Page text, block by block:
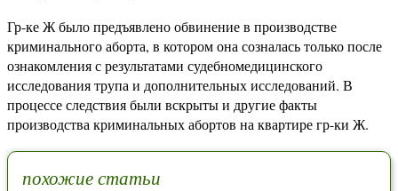
Гр-ке Ж было предъявлено обвинение в производстве
криминального аборта, в котором она созналась только после
ознакомления с результатами судебномедицинского
исследования трупа и дополнительных исследований. В
процессе следствия были вскрыты и другие факты
производства криминальных абортов на квартире гр-ки Ж.
похожие статьи